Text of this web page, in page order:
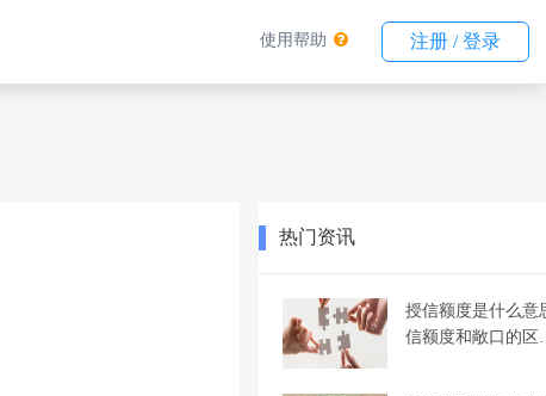
使用帮助 注册 / 登录
热门资讯
授信额度是什么意
信额度和敞口的